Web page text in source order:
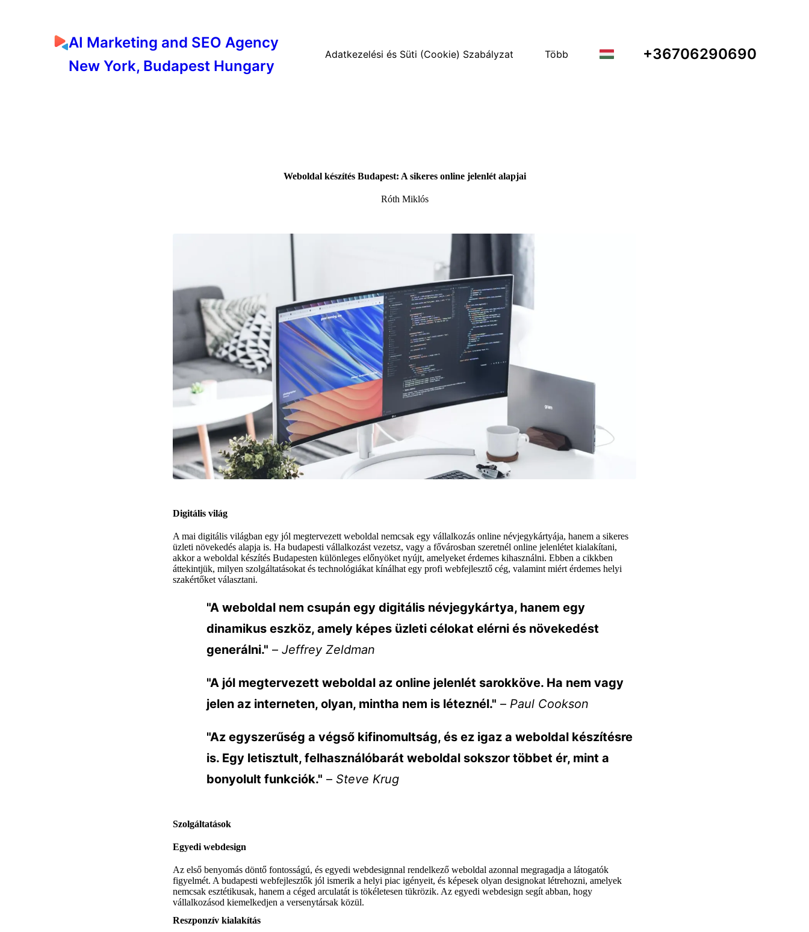
AI Marketing and SEO Agency
New York, Budapest Hungary
Adatkezelési és Süti (Cookie) Szabályzat Több +36706290690
Weboldal készítés Budapest: A sikeres online jelenlét alapjai
Róth Miklós
Digitális világ
A mai digitális világban egy jól megtervezett weboldal nemcsak egy vállalkozás online névjegykártyája, hanem a sikeres
üzleti növekedés alapja is. Ha budapesti vállalkozást vezetsz, vagy a fővárosban szeretnél online jelenlétet kialakítani,
akkor a weboldal készítés Budapesten különleges előnyöket nyújt, amelyeket érdemes kihasználni. Ebben a cikkben
áttekintjük, milyen szolgáltatásokat és technológiákat kínálhat egy profi webfejlesztő cég, valamint miért érdemes helyi
szakértőket választani.
"A weboldal nem csupán egy digitális névjegykártya, hanem egy
dinamikus eszköz, amely képes üzleti célokat elérni és növekedést
generálni." – Jeffrey Zeldman
"A jól megtervezett weboldal az online jelenlét sarokköve. Ha nem vagy
jelen az interneten, olyan, mintha nem is léteznél." – Paul Cookson
"Az egyszerűség a végső kifinomultság, és ez igaz a weboldal készítésre
is. Egy letisztult, felhasználóbarát weboldal sokszor többet ér, mint a
bonyolult funkciók." – Steve Krug
Szolgáltatások
Egyedi webdesign
Az első benyomás döntő fontosságú, és egyedi webdesignnal rendelkező weboldal azonnal megragadja a látogatók
figyelmét. A budapesti webfejlesztők jól ismerik a helyi piac igényeit, és képesek olyan designokat létrehozni, amelyek
nemcsak esztétikusak, hanem a céged arculatát is tökéletesen tükrözik. Az egyedi webdesign segít abban, hogy
vállalkozásod kiemelkedjen a versenytársak közül.
Reszponzív kialakítás